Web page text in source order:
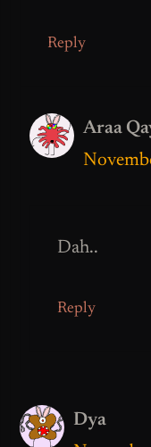
Reply
Araa
Dah..
Reply
Dya